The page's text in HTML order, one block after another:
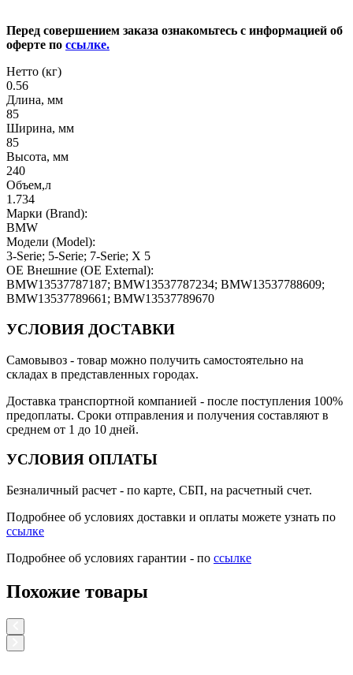
Перед совершением заказа ознакомьтесь с информацией об
оферте по ссылке.
Нетто (кг)
0.56
Длина, мм
85
Ширина, мм
85
Высота, мм
240
Объем,л
1.734
Марки (Brand):
BMW
Модели (Model):
3-Serie; 5-Serie; 7-Serie; X 5
OE Внешние (OE External):
BMW13537787187; BMW13537787234; BMW13537788609;
BMW13537789661; BMW13537789670
УСЛОВИЯ ДОСТАВКИ
Самовывоз - товар можно получить самостоятельно на
складах в представленных городах.
Доставка транспортной компанией - после поступления 100%
предоплаты. Сроки отправления и получения составляют в
среднем от 1 до 10 дней.
УСЛОВИЯ ОПЛАТЫ
Безналичный расчет - по карте, СБП, на расчетный счет.
Подробнее об условиях доставки и оплаты можете узнать по
ссылке
Подробнее об условиях гарантии - по ссылке
Похожие товары